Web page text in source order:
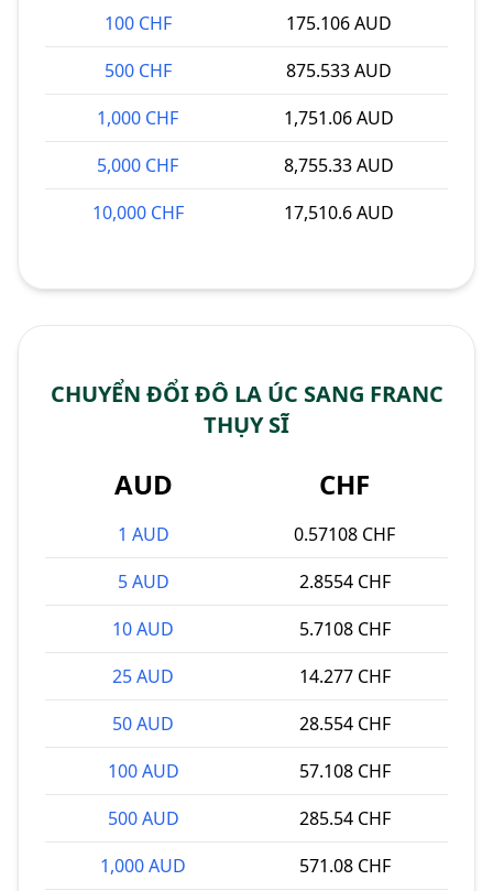
100 CHF
175.106 AUD
500 CHF
875.533 AUD
1,000 CHF
1,751.06 AUD
5,000 CHF
8,755.33 AUD
10,000 CHF
17,510.6 AUD
CHUYỂN ĐỔI ĐÔ LA ÚC SANG FRANC
THỤY SĨ
AUD CHF
1 AUD
0.57108 CHF
5 AUD
2.8554 CHF
10 AUD
5.7108 CHF
25 AUD
14.277 CHF
50 AUD
28.554 CHF
100 AUD
57.108 CHF
500 AUD
285.54 CHF
1,000 AUD
571.08 CHF